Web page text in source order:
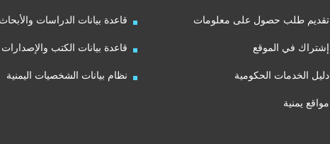
تقديم طلب حصول على معلومات
إشتراك في الموقع
دليل الخدمات الحكومية
مواقع يمنية
قاعدة بيانات الدراسات والأبحاث
قاعدة بيانات الكتب والإصدارات
نظام بيانات الشخصيات اليمنية